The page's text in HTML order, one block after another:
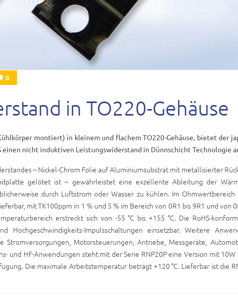
0
in TO220-Gehäuse
montiert) in kleinem und flachem TO220-Gehäuse, bietet der
einen nicht induktiven Leistungswiderstand in Dünnschicht Technologie
– Nickel-Chrom Folie auf Aluminiumsubstrat mit metallisierter
gelötet ist – gewährleistet eine exzellente Ableitung der
durch Luftstrom oder Wasser zu kühlen. Im
mit TK100ppm in 1 % und 5 % im Bereich von 0R1 bis 9R1 und von
erstreckt sich von -55 °C bis +155 °C. Die RoHS-
Hochgeschwindigkeits-Impulsschaltungen einsetzbar. Weitere
Stromversorgungen, Motorsteuerungen, Antriebe, Messgeräte,
und HF-Anwendungen steht mit der Serie RNP20P eine Version mit
Die maximale Arbeitstemperatur beträgt +120 °C. Lieferbar ist die